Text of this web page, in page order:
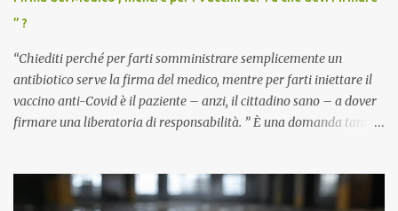
” ?
“Chiediti perché per farti somministrare semplicemente un
antibiotico serve la firma del medico, mentre per farti iniettare il
vaccino anti-Covid è il paziente – anzi, il cittadino sano – a dover
firmare una liberatoria di responsabilità. ” È una domanda tanto
pandemia. Un interrogativo che dovrebbe scuotere chiunque abbia
ancora il coraggio di pensare con la propria testa. Per il vaccino